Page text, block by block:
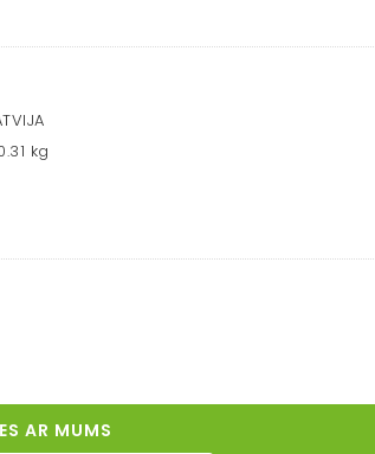
kg
AR MUMS